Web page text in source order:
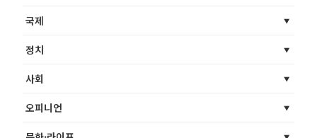
국제
정치
사회
오피니언